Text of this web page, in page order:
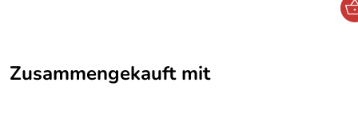
Zusammengekauft mit